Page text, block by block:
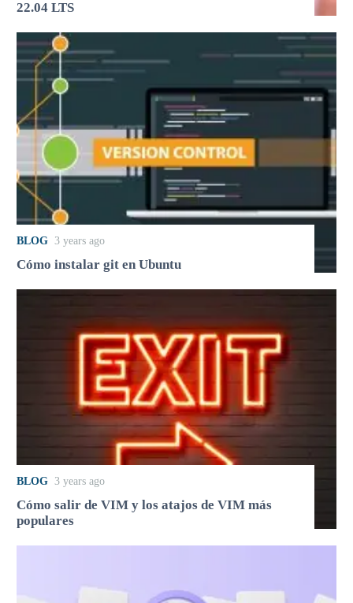
22.04 LTS
BLOG 3 years ago
Cómo instalar git en Ubuntu
BLOG 3 years ago
Cómo salir de VIM y los atajos de VIM más
populares